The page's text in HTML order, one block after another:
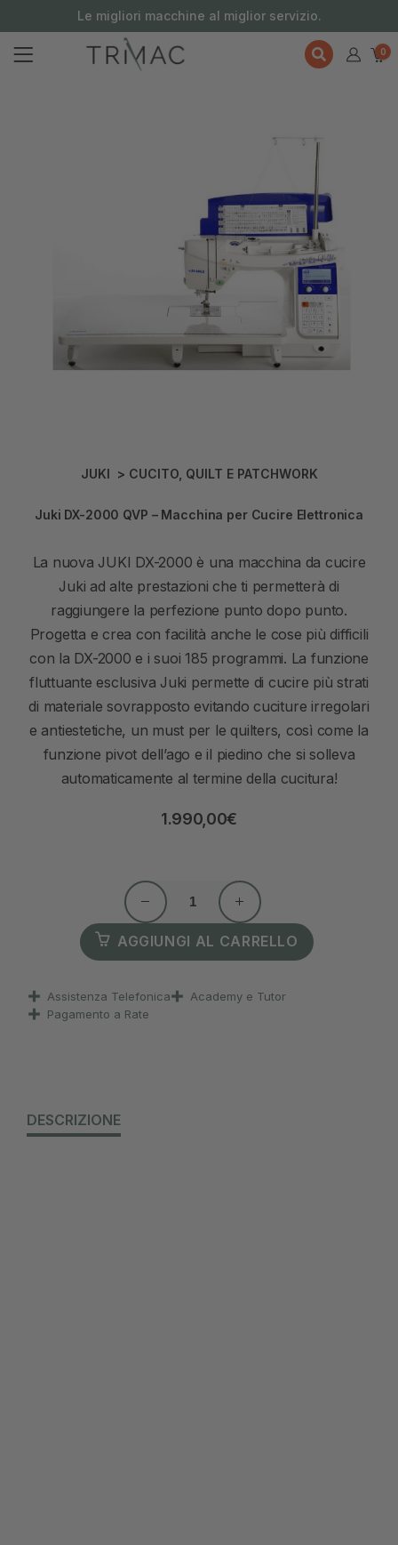
Le migliori macchine al miglior servizio.
0
JUKI > CUCITO, QUILT E PATCHWORK
Juki DX-2000 QVP – Macchina per Cucire Elettronica
La nuova JUKI DX-2000 è una macchina da cucire
Juki ad alte prestazioni che ti permetterà di
raggiungere la perfezione punto dopo punto.
Progetta e crea con facilità anche le cose più difficili
con la DX-2000 e i suoi 185 programmi. La funzione
fluttuante esclusiva Juki permette di cucire più strati
di materiale sovrapposto evitando cuciture irregolari
e antiestetiche, un must per le quilters, così come la
funzione pivot dell’ago e il piedino che si solleva
automaticamente al termine della cucitura!
1.990,00€
AGGIUNGI AL CARRELLO
Assistenza Telefonica
Academy e Tutor
Pagamento a Rate
DESCRIZIONE